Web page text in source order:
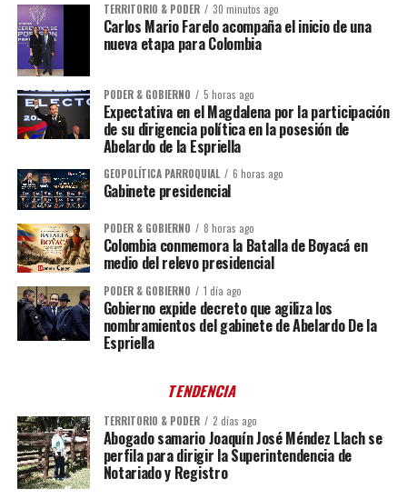
TERRITORIO & PODER 30 minutos ago
Carlos Mario Farelo acompaña el inicio de una
nueva etapa para Colombia
PODER & GOBIERNO 5 horas ago
Expectativa en el Magdalena por la participación
de su dirigencia política en la posesión de
Abelardo de la Espriella
GEOPOLÍTICA PARROQUIAL 6 horas ago
Gabinete presidencial
PODER & GOBIERNO 8 horas ago
Colombia conmemora la Batalla de Boyacá en
medio del relevo presidencial
PODER & GOBIERNO 1 día ago
Gobierno expide decreto que agiliza los
nombramientos del gabinete de Abelardo De la
Espriella
TENDENCIA
TERRITORIO & PODER 2 días ago
Abogado samario Joaquín José Méndez Llach se
perfila para dirigir la Superintendencia de
Notariado y Registro